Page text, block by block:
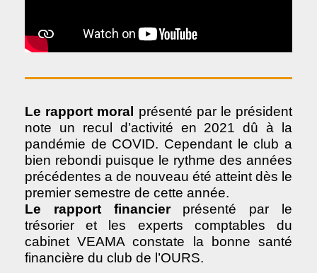
Le rapport moral présenté par le président
note un recul d’activité en 2021 dû à la
pandémie de COVID. Cependant le club a
bien rebondi puisque le rythme des années
précédentes a de nouveau été atteint dès le
premier semestre de cette année.
Le rapport financierprésenté par le
trésorier et les experts comptables du
cabinet VEAMA constate la bonne santé
financière du club de l’OURS.